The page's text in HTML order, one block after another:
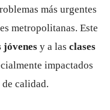
más urgentes
metropolitanas. Este
jóvenes y a las clases
impactados
calidad.